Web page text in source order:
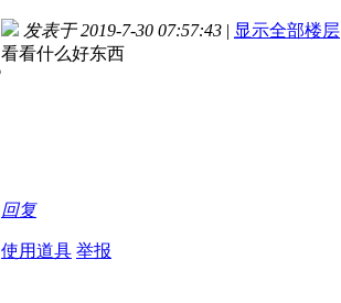
发表于 2019-7-30 07:57:43 | 显示全部楼层
看看什么好东西
回复
使用道具 举报